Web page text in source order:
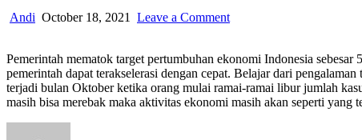
Author:
Andi Published
October 18, 2021 Leave a Commenton
Pemerintah mematok target pertumbuhan ekonomi Indonesia
pemerintah dapat terakselerasi dengan cepat. Belajar dari
terjadi bulan Oktober ketika orang mulai ramai-ramai libur jumlah
masih bisa merebak maka aktivitas ekonomi masih akan seperti yang